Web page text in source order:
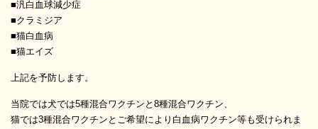
■汎白血球減少症
■クラミジア
■猫白血病
■猫エイズ
上記を予防します。
当院では犬では5種混合ワクチンと8種混合ワクチン、
猫では3種混合ワクチンとご希望により白血病ワクチン等も受けられま